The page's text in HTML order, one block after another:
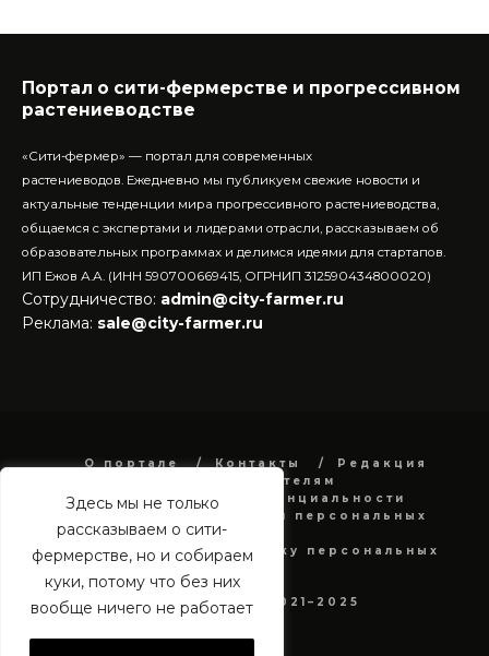
Здесь мы не только
рассказываем о сити-
фермерстве, но и собираем
куки, потому что без них
вообще ничего не работает
Портал о сити-фермерстве и прогрессивном
растениеводстве
«Сити-фермер» — портал для современных
растениеводов. Ежедневно мы публикуем свежие новости и
актуальные тенденции мира прогрессивного растениеводства,
общаемся с экспертами и лидерами отрасли, рассказываем об
образовательных программах и делимся идеями для стартапов.
ИП Ежов А.А. (ИНН 590700669415, ОГРНИП 312590434800020)
Сотрудничество: admin@city-farmer.ru
Реклама: sale@city-farmer.ru
О портале Контакты
Редакция
Рекламодателям
Политика конфиденциальности
в отношении обработки персональных
данных
Согласие на обработку персональных
данных
city-farmer.ru 2021–2025